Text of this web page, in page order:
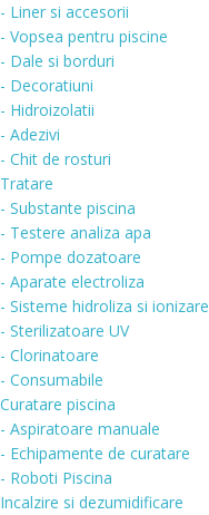
- Liner si accesorii
- Vopsea pentru piscine
- Dale si borduri
- Decoratiuni
- Hidroizolatii
- Adezivi
- Chit de rosturi
Tratare
- Substante piscina
- Testere analiza apa
- Pompe dozatoare
- Aparate electroliza
- Sisteme hidroliza si ionizare
- Sterilizatoare UV
- Clorinatoare
- Consumabile
Curatare piscina
- Aspiratoare manuale
- Echipamente de curatare
- Roboti Piscina
Incalzire si dezumidificare